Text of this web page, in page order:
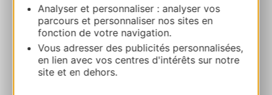
Analyser et personnaliser : analyser vos
parcours et personnaliser nos sites en
fonction de votre navigation.
Vous adresser des publicités personnalisées,
en lien avec vos centres d'intérêts sur notre
site et en dehors.
+33565693320
+33565693320